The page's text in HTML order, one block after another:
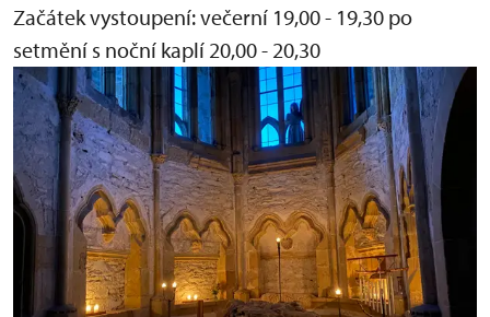
Začátek vystoupení:večerní 19,00 - 19,30 po
setmění s noční kaplí 20,00 - 20,30